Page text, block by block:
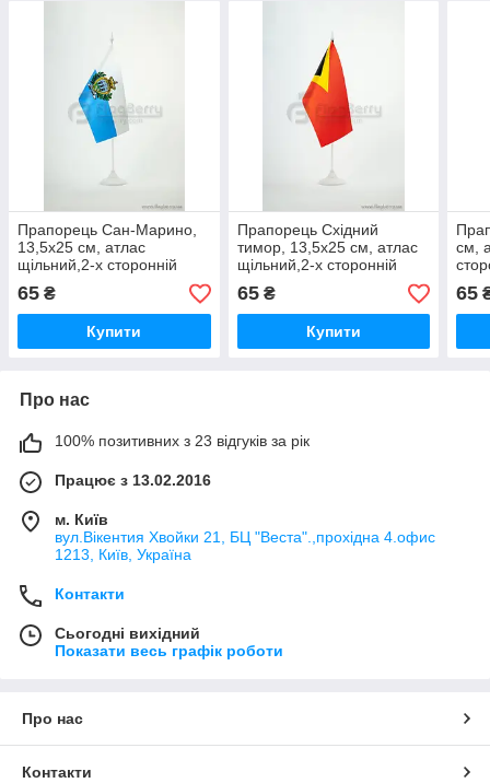
Прапорець Сан-Марино,
13,5х25 см, атлас
щільний,2-х сторонній
65 ₴
Купити
Прапорець Східний
тимор, 13,5х25 см, атлас
щільний,2-х сторонній
65₴
Купити
см,
65
Про нас
100% позитивних з 23 відгуків за рік
Працює з 13.02.2016
м. Київ
вул.Вікентия Хвойки 21, БЦ "Веста".,прохідна 4.офис
1213, Київ, Україна
Контакти
Сьогодні вихідний
Показати весь графік роботи
Про нас
Контакти